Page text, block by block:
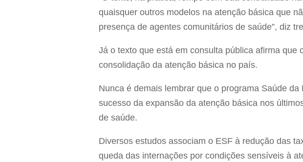
quaisquer outros modelos na atenção básica que
presença de agentes comunitários de saúde”, diz
Já o texto que está em consulta pública afirma
consolidação da atenção básica no país.
Nunca é demais lembrar que o programa Saúde
sucesso da expansão da atenção básica nos
de saúde.
Diversos estudos associam o ESF à redução das
queda das internações por condições sensíveis à